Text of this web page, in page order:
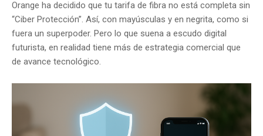
Orange ha decidido que tu tarifa de fibra no está completa sin
“Ciber Protección”. Así, con mayúsculas y en negrita, como si
fuera un superpoder. Pero lo que suena a escudo digital
futurista, en realidad tiene más de estrategia comercial que
de avance tecnológico.